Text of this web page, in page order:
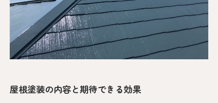
屋根塗装の内容と期待できる効果